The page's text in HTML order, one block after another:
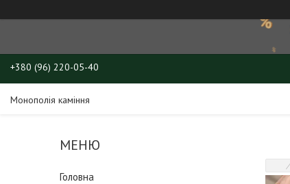
+380 (96) 220-05-40
Монополія каміння
Головна